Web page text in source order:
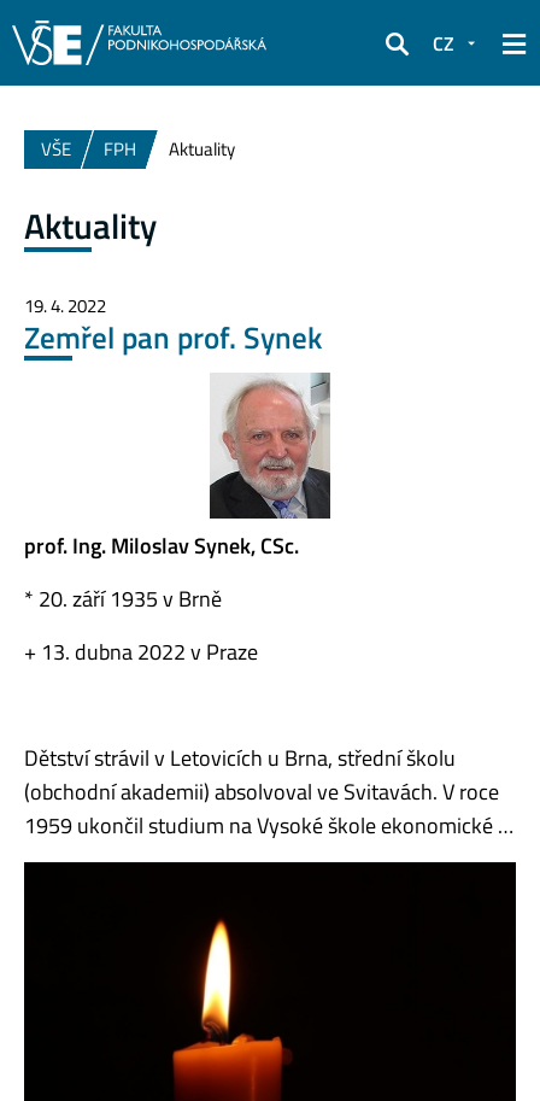
Hledat
CZ
VŠE FPH Aktuality
Aktuality
19. 4. 2022
Zemřel pan prof. Synek
prof. Ing. Miloslav Synek, CSc.
* 20. září 1935 v Brně
+ 13. dubna 2022 v Praze
Dětství strávil v Letovicích u Brna, střední školu
(obchodní akademii) absolvoval ve Svitavách. V roce
1959 ukončil studium na Vysoké škole ekonomické …